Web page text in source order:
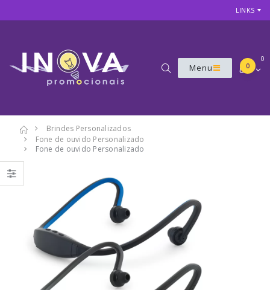
LINKS
Menu
0
0
Brindes Personalizados
Fone de ouvido Personalizado
Fone de ouvido Personalizado